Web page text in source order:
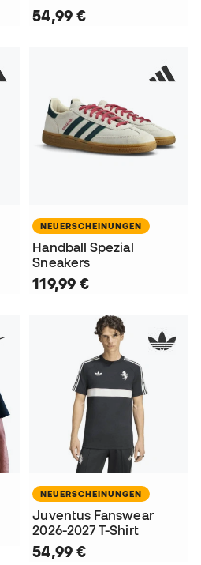
54,99 €
NEUERSCHEINUNGEN
Handball Spezial
Sneakers
119,99 €
NEUERSCHEINUNGEN
Juventus Fanswear
2026-2027 T-Shirt
54,99 €